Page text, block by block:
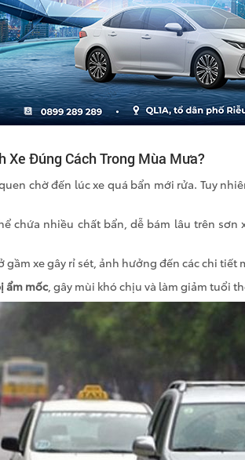
Xe Đúng Cách Trong Mùa Mưa?
chờ đến lúc xe quá bẩn mới rửa. Tuy
chứa nhiều chất bẩn, dễ bám lâu trên
gầm xe gây rỉ sét, ảnh hưởng đến các chi tiết
ẩm mốc, gây mùi khó chịu và làm giảm tuổi